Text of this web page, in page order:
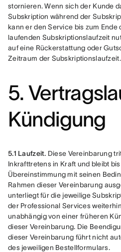
stornieren. Wenn sich der Kunde
Subskription während der
kann er den Service bis zum
laufenden Subskriptionslaufzeit
auf eine Rückerstattung oder
Zeitraum der Subskriptionslaufzeit.
5.
Kündigung
5.1 Laufzeit. Diese Vereinbarung
Inkrafttretens in Kraft und bleibt
Übereinstimmung mit seinen
Rahmen dieser Vereinbarung
unterliegt für die jeweilige
der Professional Services
unabhängig von einer früheren
dieser Vereinbarung. Die
dieser Vereinbarung führt nicht
des jeweiligen Bestellformulars.